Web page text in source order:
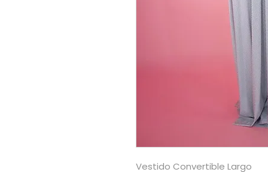
Vestido Convertible Largo